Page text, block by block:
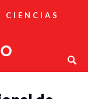
CIENCIAS